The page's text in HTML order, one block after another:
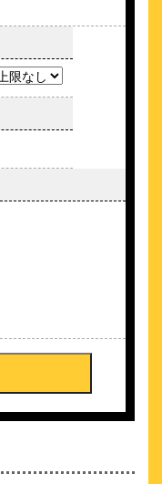
宿から全ての活動の
おすすめなプランも
舞伎町
ー
ヴィアイン新宿